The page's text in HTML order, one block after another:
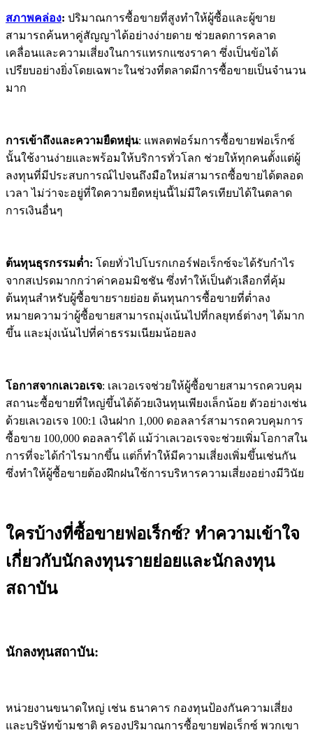
สภาพคล่อง: ปริมาณการซื้อขายที่สูงทำให้ผู้ซื้อและผู้ขาย
สามารถค้นหาคู่สัญญาได้อย่างง่ายดาย ช่วยลดการคลาด
เคลื่อนและความเสี่ยงในการแทรกแซงราคา ซึ่งเป็นข้อได้
เปรียบอย่างยิ่งโดยเฉพาะในช่วงที่ตลาดมีการซื้อขายเป็นจำนวน
มาก
การเข้าถึงและความยืดหยุ่น: แพลตฟอร์มการซื้อขายฟอเร็กซ์
นั้นใช้งานง่ายและพร้อมให้บริการทั่วโลก ช่วยให้ทุกคนตั้งแต่ผู้
ลงทุนที่มีประสบการณ์ไปจนถึงมือใหม่สามารถซื้อขายได้ตลอด
เวลา ไม่ว่าจะอยู่ที่ใดความยืดหยุ่นนี้ไม่มีใครเทียบได้ในตลาด
การเงินอื่นๆ
ต้นทุนธุรกรรมต่ำ: โดยทั่วไปโบรกเกอร์ฟอเร็กซ์จะได้รับกำไร
จากสเปรดมากกว่าค่าคอมมิชชัน ซึ่งทำให้เป็นตัวเลือกที่คุ้ม
ต้นทุนสำหรับผู้ซื้อขายรายย่อย ต้นทุนการซื้อขายที่ต่ำลง
หมายความว่าผู้ซื้อขายสามารถมุ่งเน้นไปที่กลยุทธ์ต่างๆ ได้มาก
ขึ้น และมุ่งเน้นไปที่ค่าธรรมเนียมน้อยลง
โอกาสจากเลเวอเรจ: เลเวอเรจช่วยให้ผู้ซื้อขายสามารถควบคุม
สถานะซื้อขายที่ใหญ่ขึ้นได้ด้วยเงินทุนเพียงเล็กน้อย ตัวอย่างเช่น
ด้วยเลเวอเรจ 100:1 เงินฝาก 1,000 ดอลลาร์สามารถควบคุมการ
ซื้อขาย 100,000 ดอลลาร์ได้ แม้ว่าเลเวอเรจจะช่วยเพิ่มโอกาสใน
การที่จะได้กำไรมากขึ้น แต่ก็ทำให้มีความเสี่ยงเพิ่มขึ้นเช่นกัน
ซึ่งทำให้ผู้ซื้อขายต้องฝึกฝนใช้การบริหารความเสี่ยงอย่างมีวินัย
ใครบ้างที่ซื้อขายฟอเร็กซ์? ทำความเข้าใจ
เกี่ยวกับนักลงทุนรายย่อยและนักลงทุน
สถาบัน
นักลงทุนสถาบัน:
หน่วยงานขนาดใหญ่ เช่น ธนาคาร กองทุนป้องกันความเสี่ยง
และบริษัทข้ามชาติ ครองปริมาณการซื้อขายฟอเร็กซ์ พวกเขา